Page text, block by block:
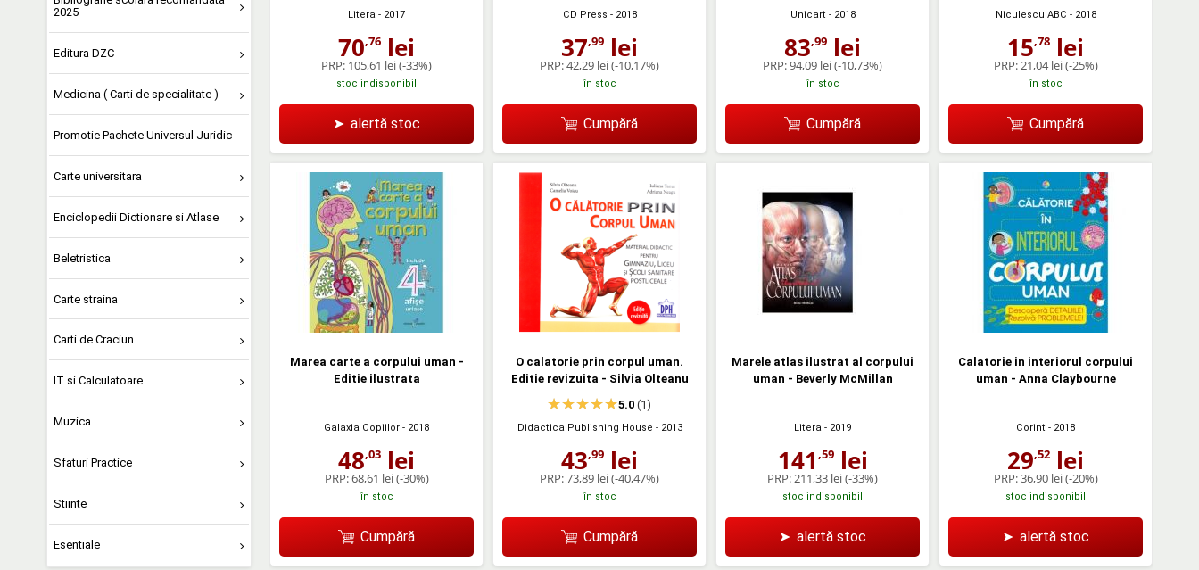
2025
Editura DZC
Medicina ( Carti de specialitate )
Promotie Pachete Universul Juridic
Carte universitara
Enciclopedii Dictionare si Atlase
Beletristica
Carte straina
Carti de Craciun
IT si Calculatoare
Muzica
Sfaturi Practice
Stiinte
Esentiale
Litera - 2017
70,76 lei
PRP: 105,61 lei(-33%)
stoc indisponibil
➤ alertă stoc
CD Press - 2018
37,99 lei
PRP:42,29 lei(-10,17%)
în stoc
Cumpără
Unicart - 2018
83,99 lei
PRP:94,09 lei(-10,73%)
în stoc
Cumpără
Niculescu ABC - 2018
15,78 lei
PRP:21,04 lei(-25%)
în stoc
Cumpără
Marea carte a corpului uman -
Editie ilustrata
Galaxia Copiilor - 2018
48,03 lei
PRP:68,61 lei(-30%)
în stoc
Cumpără
O calatorie prin corpul uman.
Editie revizuita - Silvia Olteanu
5.0(1)
Didactica Publishing House - 2013
43,99 lei
PRP:73,89 lei(-40,47%)
în stoc
Cumpără
Marele atlas ilustrat al corpului
uman - Beverly McMillan
Litera - 2019
141 ,59lei
PRP:211,33 lei(-33%)
stoc indisponibil
➤ alertă stoc
Calatorie in interiorul corpului
uman - Anna Claybourne
Corint - 2018
29,52 lei
PRP:36,90 lei(-20%)
stoc indisponibil
➤ alertă stoc